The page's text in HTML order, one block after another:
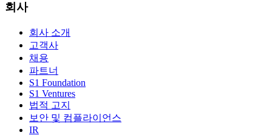
회사
회사 소개
고객사
채용
파트너
S1 Foundation
S1 Ventures
법적 고지
보안 및 컴플라이언스
IR